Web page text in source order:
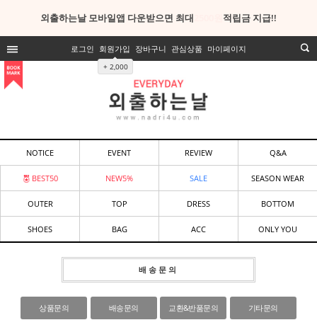
외출하는날 모바일앱 다운받으면 최대 적립금 지급!!
로그인 회원가입
+ 2,000
장바구니 관심상품 마이페이지
NOTICE EVENT REVIEW Q&A
BEST50 NEW5% SALE SEASON WEAR
OUTER TOP DRESS BOTTOM
SHOES BAG ACC ONLY YOU
배송문의
상품문의 배송문의 교환&반품문의 기타문의